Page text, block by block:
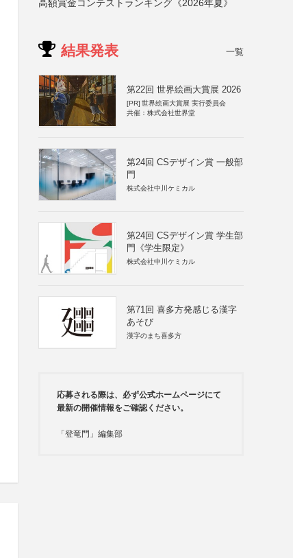
高額賞金コンテストランキング《2026年夏》
結果発表 一覧
第22回 世界絵画大賞展 2026
[PR] 世界絵画大賞展 実行委員会
共催：株式会社世界堂
第24回 CSデザイン賞 一般部
門
株式会社中川ケミカル
第24回 CSデザイン賞 学生部
門《学生限定》
株式会社中川ケミカル
第71回 喜多方発感じる漢字
あそび
漢字のまち喜多方
応募される際は、必ず公式ホームページにて
最新の開催情報をご確認ください。
「登竜門」編集部